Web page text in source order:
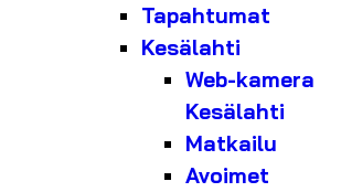
Tapahtumat
Kesälahti
Web-kamera
Kesälahti
Matkailu
Avoimet